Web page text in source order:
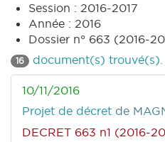
Session : 2016-2017
Année : 2016
Dossier n° 663 (2016-
16 document(s) trouvé(s).
10/11/2016
Projet de décret de
DECRET 663 n1 (2016-